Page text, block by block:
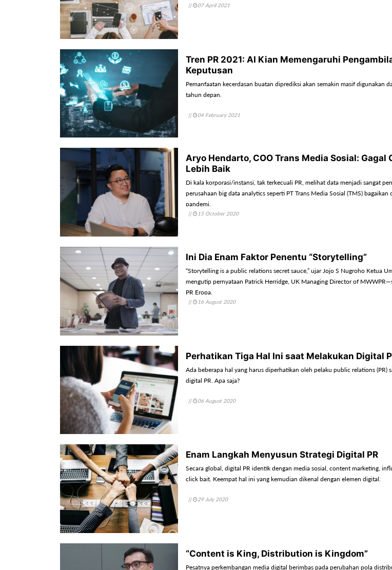
|| 07 April 2021
Tren PR 2021: AI Kian Memengaruhi
Keputusan
Pemanfaatan kecerdasan buatan diprediksi akan semakin masif digunakan
tahun depan.
|| 04 February 2021
Aryo Hendarto, COO Trans Media Sosial: Gagal
Lebih Baik
Di kala korporasi/instansi, tak terkecuali PR, melihat data menjadi sangat
perusahaan big data analytics seperti PT Trans Media Sosial (TMS) bagaikan
pandemi.
|| 15 October 2020
Ini Dia Enam Faktor Penentu “Storytelling”
“Storytelling is a public relations secret sauce,” ujar Jojo S Nugroho Ketua
mengutip pernyataan Patrick Herridge, UK Managing Director of
PR Eropa.
|| 16 August 2020
Perhatikan Tiga Hal Ini saat Melakukan Digital
Ada beberapa hal yang harus diperhatikan oleh pelaku public relations (PR)
digital PR. Apa saja?
|| 06 August 2020
Enam Langkah Menyusun Strategi Digital PR
Secara global, digital PR identik dengan media sosial, content marketing,
click bait. Keempat hal ini yang kemudian dikenal dengan elemen digital.
|| 29 July 2020
“Content is King, Distribution is Kingdom”
Pesatnya perkembangan media digital berimbas pada perubahan pola